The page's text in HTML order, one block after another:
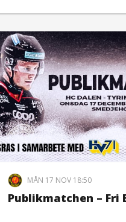
MÅN 17 NOV 18:50
Publikmatchen – Fri